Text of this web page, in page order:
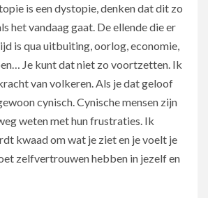
is een dystopie, denken dat dit zo
het vandaag gaat. De ellende die er
is qua uitbuiting, oorlog, economie,
Je kunt dat niet zo voortzetten. Ik
van volkeren. Als je dat geloof
cynisch. Cynische mensen zijn
weten met hun frustraties. Ik
kwaad om wat je ziet en je voelt je
zelfvertrouwen hebben in jezelf en